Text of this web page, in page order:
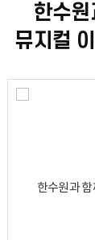
한수
뮤지컬